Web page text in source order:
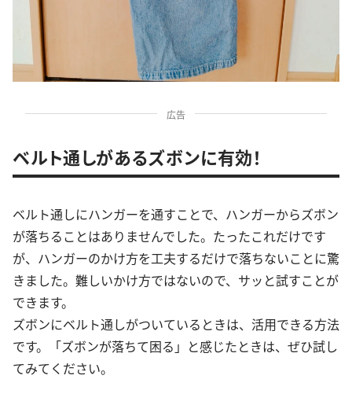
広告
ベルト通しがあるズボンに有効！
ベルト通しにハンガーを通すことで、ハンガーからズボン
が落ちることはありませんでした。たったこれだけです
が、ハンガーのかけ方を工夫するだけで落ちないことに驚
きました。難しいかけ方ではないので、サッと試すことが
できます。
ズボンにベルト通しがついているときは、活用できる方法
です。「ズボンが落ちて困る」と感じたときは、ぜひ試し
てみてください。